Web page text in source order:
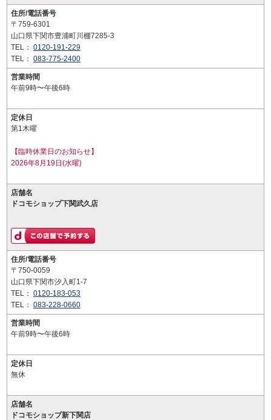
住所/電話番号
〒759-6301
山口県下関市豊浦町川棚7285-3
TEL： 0120-191-229
TEL： 083-775-2400
営業時間
午前9時〜午後6時
定休日
第1木曜
【臨時休業日のお知らせ】
2026年8月19日(水曜)
店舗名
ドコモショップ下関武久店
住所/電話番号
〒750-0059
山口県下関市汐入町1-7
TEL： 0120-183-053
TEL： 083-228-0660
営業時間
午前9時〜午後6時
定休日
無休
店舗名
ドコモショップ新下関店